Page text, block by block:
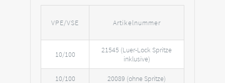
VPE/VSE Artikelnummer
10/100
21545 (Luer-Lock Spritze
inklusive)
10/100
20089 (ohne Spritze)